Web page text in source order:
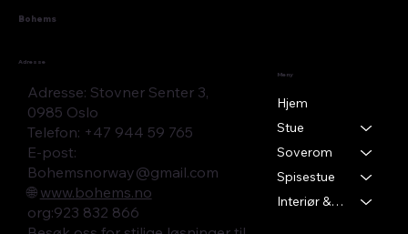
Bohems
Adresse
Adresse: Stovner Senter 3,
0985 Oslo
Telefon: +47 944 59 765
E-post:
Bohemsnorway@gmail.com
🌐 www.bohems.no
​org:923 832 866
Meny
Hjem
Stue
Soverom
Spisestue
Interiør & Tekstil